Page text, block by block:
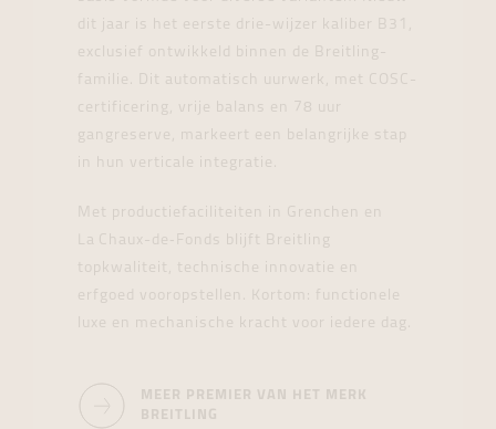
dit jaar is het eerste drie-wijzer kaliber B31,
exclusief ontwikkeld binnen de Breitling-
familie. Dit automatisch uurwerk, met COSC-
certificering, vrije balans en 78 uur
gangreserve, markeert een belangrijke stap
in hun verticale integratie.
Met productiefaciliteiten in Grenchen en
La Chaux-de‑Fonds blijft Breitling
topkwaliteit, technische innovatie en
erfgoed vooropstellen. Kortom: functionele
luxe en mechanische kracht voor iedere dag.
MEER PREMIER VAN HET MERK
BREITLING